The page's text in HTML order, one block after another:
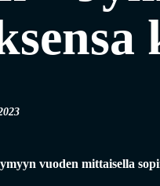
vuoden mittaisella